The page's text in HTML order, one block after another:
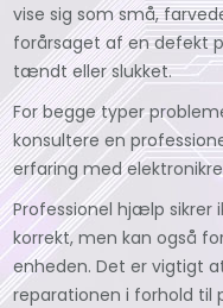
vise sig som små,
forårsaget af en defekt
tændt eller slukket.
For begge typer
konsultere en
erfaring med
Professionel hjælp sikrer
korrekt, men kan også
enheden. Det er vigtigt
reparationen i forhold til